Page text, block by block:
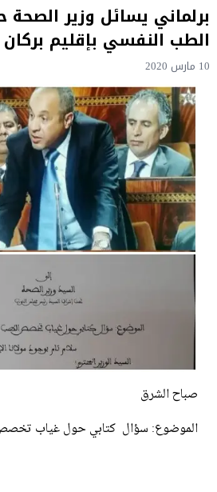
برلماني يسائل وزير
الطب النفسي بإقليم بركان
10 مارس 2020
صباح الشرق
الموضوع: سؤال كتابي حول غياب تخصص